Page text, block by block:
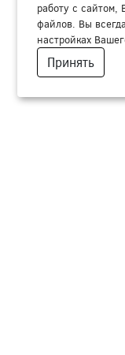
работу с сайтом,
файлов. Вы
настройках
Принять